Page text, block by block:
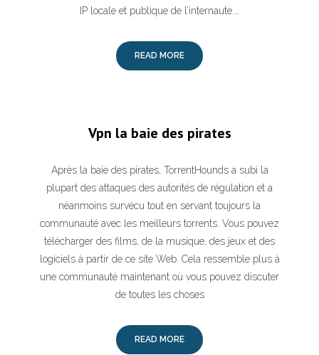
IP locale et publique de l’internaute.…
READ MORE
Vpn la baie des pirates
Après la baie des pirates, TorrentHounds a subi la
plupart des attaques des autorités de régulation et a
néanmoins survécu tout en servant toujours la
communauté avec les meilleurs torrents. Vous pouvez
télécharger des films, de la musique, des jeux et des
logiciels à partir de ce site Web. Cela ressemble plus à
une communauté maintenant où vous pouvez discuter
de toutes les choses
READ MORE